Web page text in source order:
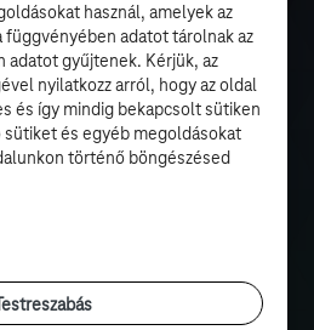
használ, amelyek az
adatot tárolnak az
adatot gyűjtenek. Kérjük, az
nyilatkozz arról, hogy az oldal
és így mindig bekapcsolt sütiken
és egyéb megoldásokat
történő böngészésed